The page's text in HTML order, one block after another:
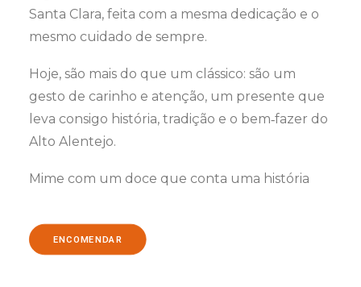
Santa Clara, feita com a mesma dedicação e o
mesmo cuidado de sempre.
Hoje, são mais do que um clássico: são um
gesto de carinho e atenção, um presente que
leva consigo história, tradição e o bem‑fazer do
Alto Alentejo.
Mime com um doce que conta uma história
ENCOMENDAR